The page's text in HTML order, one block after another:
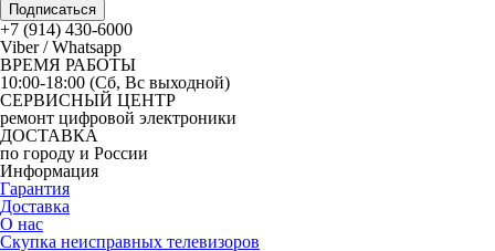
Подписаться
+7 (914) 430-6000
Viber / Whatsapp
ВРЕМЯ РАБОТЫ
10:00-18:00 (Сб, Вс выходной)
СЕРВИСНЫЙ ЦЕНТР
ремонт цифровой электроники
ДОСТАВКА
по городу и России
Информация
Гарантия
Доставка
О нас
Скупка неисправных телевизоров